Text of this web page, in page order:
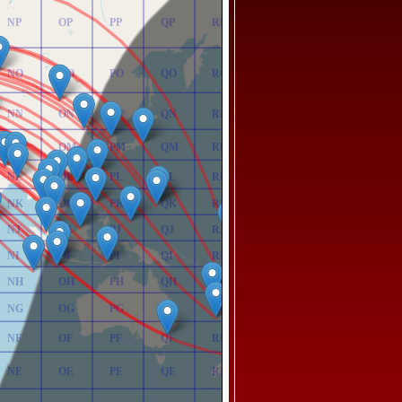
NE
NF
NG
NH
NI
NJ
NK
NL
NM
NN
NO
NP
OE
OF
OG
OH
OI
OJ
OK
OL
OM
ON
OO
OP
PE
PF
PG
PH
PI
PJ
PK
PL
PM
PN
PO
PP
QE
QF
QG
QH
QI
QJ
QK
QL
QM
QN
QO
QP
RE
RF
RG
RH
RI
RJ
RK
RL
RM
RN
RO
RP